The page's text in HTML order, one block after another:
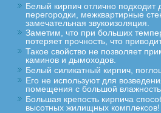
Белый кирпич отлично подходит
перегородки, межквартирные
замечательная звукоизоляция.
Заметим, что при больших
потеряет прочность, что
Такое свойство не позволяет
каминов и дымоходов.
Белый силикатный кирпич,
Его не используют для
помещения с большой
Большая крепость кирпича
высотных жилищных комплексов!